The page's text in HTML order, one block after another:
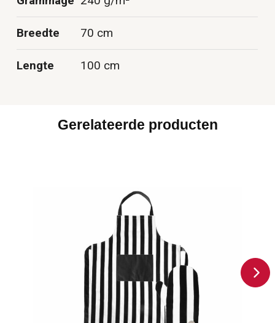
Breedte 70 cm
Lengte 100 cm
Gerelateerde producten